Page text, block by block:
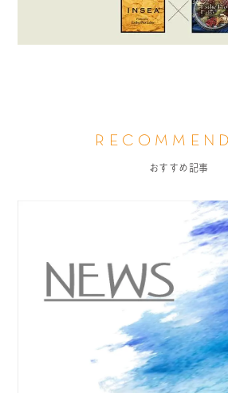
おすすめ記事